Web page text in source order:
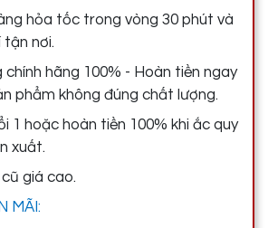
hỏa tốc trong vòng 30 phút và
tận nơi.
hãng 100% - Hoàn tiền ngay
phẩm không đúng chất lượng.
1 hoặc hoàn tiền 100% khi ắc quy
xuất.
giá cao.
MÃI: